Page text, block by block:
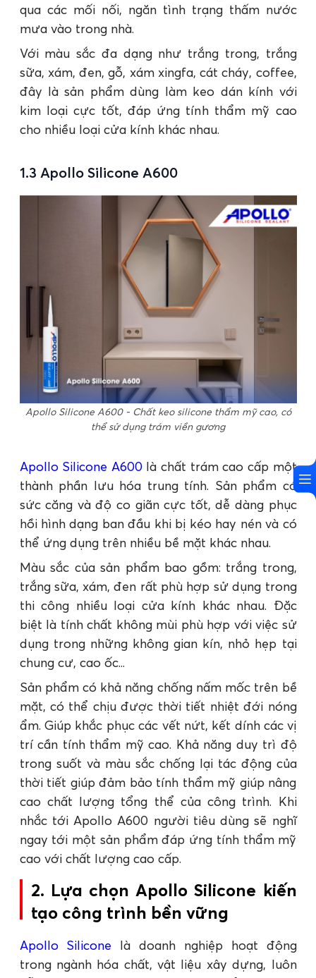
qua các mối nối, ngăn tình trạng thấm nước
mưa vào trong nhà.
Với màu sắc đa dạng như trắng trong, trắng
sữa, xám, đen, gỗ, xám xingfa, cát cháy, coffee,
đây là sản phẩm dùng làm keo dán kính với
kim loại cực tốt, đáp ứng tính thẩm mỹ cao
cho nhiều loại cửa kính khác nhau.
1.3 Apollo Silicone A600
Apollo Silicone A600 - Chất keo silicone thẩm mỹ cao, có
thể sử dụng trám viền gương
Apollo Silicone A600là chất trám cao cấp một
thành phần lưu hóa trung tính. Sản phẩm có
sức căng và độ co giãn cực tốt, dễ dàng phục
hồi hình dạng ban đầu khi bị kéo hay nén và có
thể ứng dụng trên nhiều bề mặt khác nhau.
Màu sắc của sản phẩm bao gồm: trắng trong,
trắng sữa, xám, đen rất phù hợp sử dụng trong
thi công nhiều loại cửa kính khác nhau. Đặc
biệt là tính chất không mùi phù hợp với việc sử
dụng trong những không gian kín, nhỏ hẹp tại
chung cư, cao ốc...
Sản phẩm có khả năng chống nấm mốc trên bề
mặt, có thể chịu được thời tiết nhiệt đới nóng
ẩm. Giúp khắc phục các vết nứt, kết dính các vị
trí cần tính thẩm mỹ cao. Khả năng duy trì độ
trong suốt và màu sắc chống lại tác động của
thời tiết giúp đảm bảo tính thẩm mỹ giúp nâng
cao chất lượng tổng thể của công trình. Khi
nhắc tới Apollo A600 người tiêu dùng sẽ nghĩ
ngay tới một sản phẩm đáp ứng tính thẩm mỹ
cao với chất lượng cao cấp.
2. Lựa chọn Apollo Silicone kiến
tạo công trình bền vững
Apollo Silicone là doanh nghiệp hoạt động
trong ngành hóa chất, vật liệu xây dựng, luôn